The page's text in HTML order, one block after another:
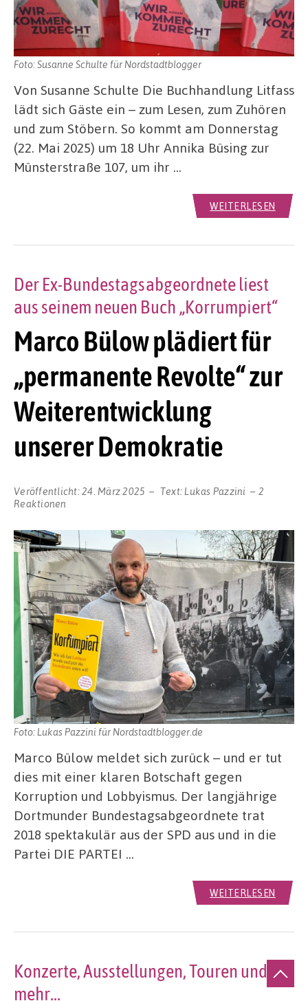
Foto: Susanne Schulte für Nordstadtblogger
Von Susanne Schulte Die Buchhandlung Litfass
lädt sich Gäste ein – zum Lesen, zum Zuhören
und zum Stöbern. So kommt am Donnerstag
(22. Mai 2025) um 18 Uhr Annika Büsing zur
Münsterstraße 107, um ihr …
WEITERLESEN
Marco Bülow plädiert für
„permanente Revolte“ zur
Weiterentwicklung
unserer Demokratie
Der Ex-Bundestagsabgeordnete liest
aus seinem neuen Buch „Korrumpiert“
Veröffentlicht: 24. März 2025 Text: Lukas Pazzini
2
Reaktionen
Foto: Lukas Pazzini für Nordstadtblogger.de
Marco Bülow meldet sich zurück – und er tut
dies mit einer klaren Botschaft gegen
Korruption und Lobbyismus. Der langjährige
Dortmunder Bundestagsabgeordnete trat
2018 spektakulär aus der SPD aus und in die
Partei DIE PARTEI …
WEITERLESEN
Konzerte, Ausstellungen, Touren und
mehr...